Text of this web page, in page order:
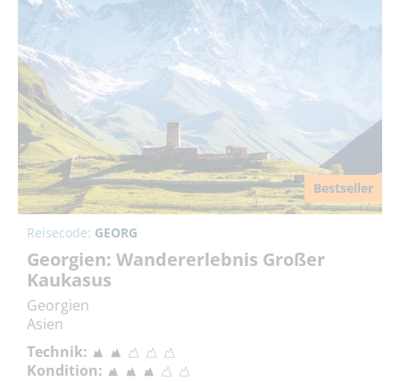
Bestseller
Reisecode: GEORG
Georgien: Wandererlebnis Großer
Kaukasus
Georgien
Asien
Technik:
Kondition: